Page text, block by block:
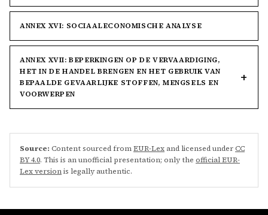
ANNEX XVI: SOCIAALECONOMISCHE ANALYSE
ANNEX XVII: BEPERKINGEN OP DE VERVAARDIGING,
HET IN DE HANDEL BRENGEN EN HET GEBRUIK VAN
BEPAALDE GEVAARLIJKE STOFFEN, MENGSELS EN
VOORWERPEN
Source: Content sourced fromEUR-Lexand licensed underCC
BY 4.0. This is an unofficial presentation; only the official EUR-
Lex versionis legally authentic.